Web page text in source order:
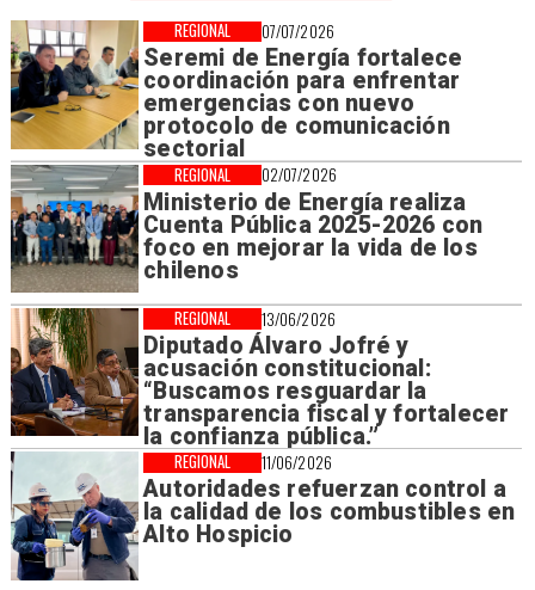
07/07/2026
Seremi de Energía fortalece
coordinación para enfrentar
emergencias con nuevo
protocolo de comunicación
sectorial
REGIONAL
02/07/2026
Ministerio de Energía realiza
Cuenta Pública 2025-2026 con
foco en mejorar la vida de los
chilenos
REGIONAL
13/06/2026
Diputado Álvaro Jofré y
acusación constitucional:
“Buscamos resguardar la
transparencia fiscal y fortalecer
la confianza pública.”
REGIONAL
11/06/2026
Autoridades refuerzan control a
la calidad de los combustibles en
Alto Hospicio
REGIONAL